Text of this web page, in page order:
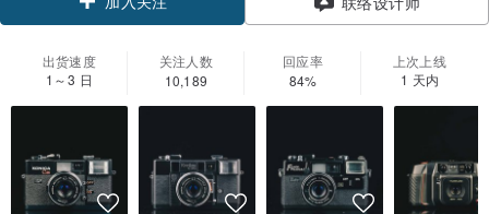
出货速度
1～3 日
关注人数
10,189
回应率
84%
上次上线
1 天内